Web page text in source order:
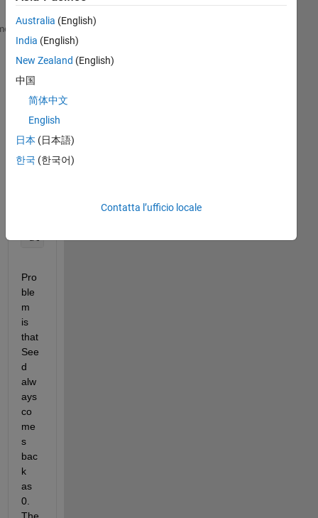
persistent
rngInit;
coder.extrinsic(
coder.extrinsic(
    SeedfileID = fopen(
    SeedString=fgetl(SeedfileID);
    fclose(SeedfileID);
    Seed=str2num(SeedString);
    Seed=uint16(Seed);
    rng(Seed);
Pro
ble
m
is
that
See
d
alw
ays
co
me
s
bac
k
as
0.
Australia (English)
India (English)
New Zealand (English)
中国
简体中文
English
日本 (日本語)
한국 (한국어)
Contatta l’ufficio locale